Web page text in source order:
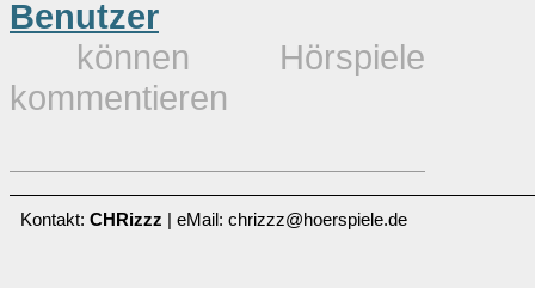
Benutzer
können Hörspiele
kommentieren
Kontakt: CHRizzz | eMail: chrizzz@hoerspiele.de